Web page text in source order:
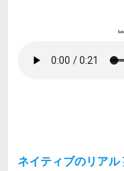
ネイティブのリアル